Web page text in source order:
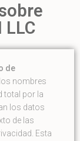
LLC
de
los nombres
total por la
los datos
de las
Esta